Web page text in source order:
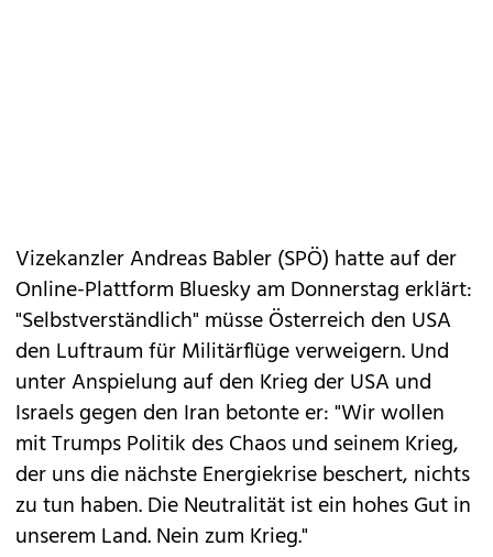
Vizekanzler Andreas Babler‬ (SPÖ) hatte auf der
Online-Plattform Bluesky am Donnerstag erklärt:
"Selbstverständlich" müsse Österreich den USA
den Luftraum für Militärflüge verweigern. Und
unter Anspielung auf den Krieg der USA und
Israels gegen den Iran betonte er: "Wir wollen
mit Trumps Politik des Chaos und seinem Krieg,
der uns die nächste Energiekrise beschert, nichts
zu tun haben. Die Neutralität ist ein hohes Gut in
unserem Land. Nein zum Krieg."